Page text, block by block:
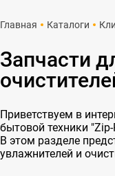
Главная Каталоги
Запчасти
Приветствуем в
бытовой техники
В этом разделе
увлажнителей и